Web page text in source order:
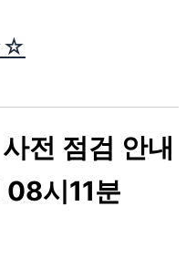
전 점검 안내
시11분